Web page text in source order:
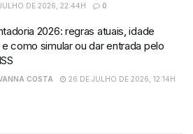
DE 2026, 22:44H
0
2026: regras atuais, idade
e como simular ou dar entrada pelo
COSTA
26 DE JULHO DE 2026, 12:14H